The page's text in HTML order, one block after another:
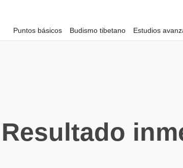
Puntos básicos Budismo tibetano Estudios
Resultado